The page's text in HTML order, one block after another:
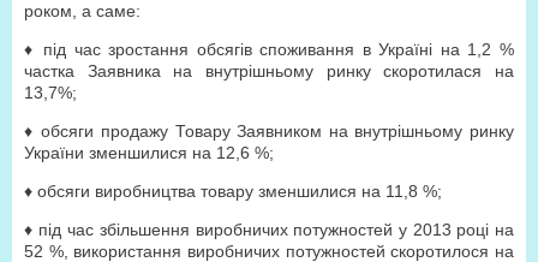
роком, а саме:
♦ під час зростання обсягів споживання в Україні на 1,2 %
частка Заявника на внутрішньому ринку скоротилася на
13,7%;
♦ обсяги продажу Товару Заявником на внутрішньому ринку
України зменшилися на 12,6 %;
♦ обсяги виробництва товару зменшилися на 11,8 %;
♦ під час збільшення виробничих потужностей у 2013 році на
52 %, використання виробничих потужностей скоротилося на